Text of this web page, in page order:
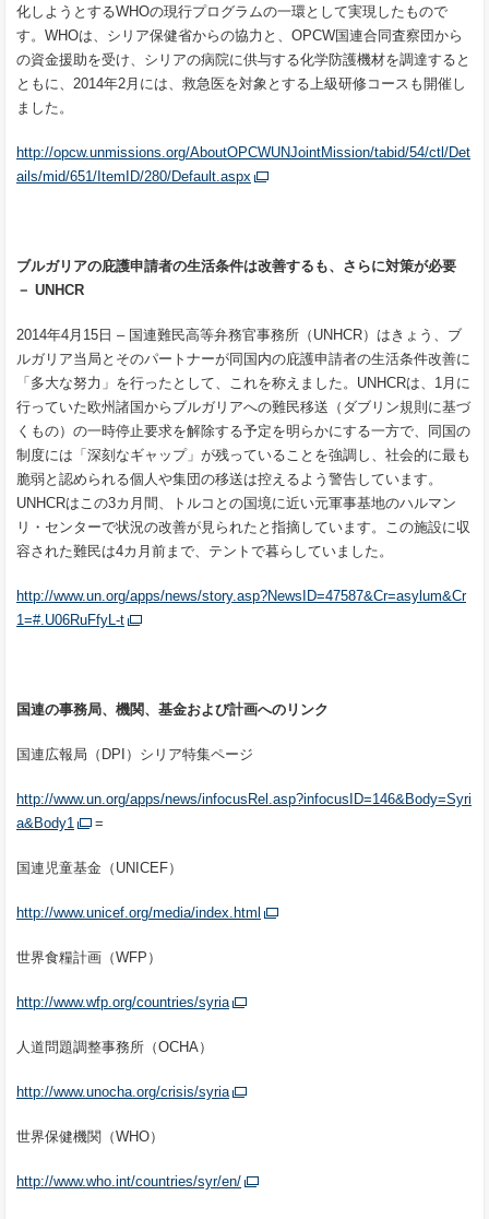
化しようとするWHOの現行プログラムの一環として実現したもので
す。WHOは、シリア保健省からの協力と、OPCW国連合同査察団から
の資金援助を受け、シリアの病院に供与する化学防護機材を調達すると
ともに、2014年2月には、救急医を対象とする上級研修コースも開催し
ました。
http://opcw.unmissions.org/AboutOPCWUNJointMission/tabid/54/ctl/Det
ails/mid/651/ItemID/280/Default.aspx
ブルガリアの庇護申請者の生活条件は改善するも、さらに対策が必要
－ UNHCR
2014年4月15日 – 国連難民高等弁務官事務所（UNHCR）はきょう、ブ
ルガリア当局とそのパートナーが同国内の庇護申請者の生活条件改善に
「多大な努力」を行ったとして、これを称えました。UNHCRは、1月に
行っていた欧州諸国からブルガリアへの難民移送（ダブリン規則に基づ
くもの）の一時停止要求を解除する予定を明らかにする一方で、同国の
制度には「深刻なギャップ」が残っていることを強調し、社会的に最も
脆弱と認められる個人や集団の移送は控えるよう警告しています。
UNHCRはこの3カ月間、トルコとの国境に近い元軍事基地のハルマン
リ・センターで状況の改善が見られたと指摘しています。この施設に収
容された難民は4カ月前まで、テントで暮らしていました。
http://www.un.org/apps/news/story.asp?NewsID=47587&Cr=asylum&Cr
1=#.U06RuFfyL-t
国連の事務局、機関、基金および計画へのリンク
国連広報局（DPI）シリア特集ページ
http://www.un.org/apps/news/infocusRel.asp?infocusID=146&Body=Syri
a&Body1
=
国連児童基金（UNICEF）
http://www.unicef.org/media/index.html
世界食糧計画（WFP）
http://www.wfp.org/countries/syria
人道問題調整事務所（OCHA）
http://www.unocha.org/crisis/syria
世界保健機関（WHO）
http://www.who.int/countries/syr/en/